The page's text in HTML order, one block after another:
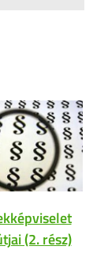
(2. rész)